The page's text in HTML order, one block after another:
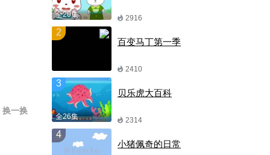
换一换
全20集 2916
2
百变马丁第一季
2410
3
全26集
贝乐虎大百科
2314
4
小猪佩奇的日常